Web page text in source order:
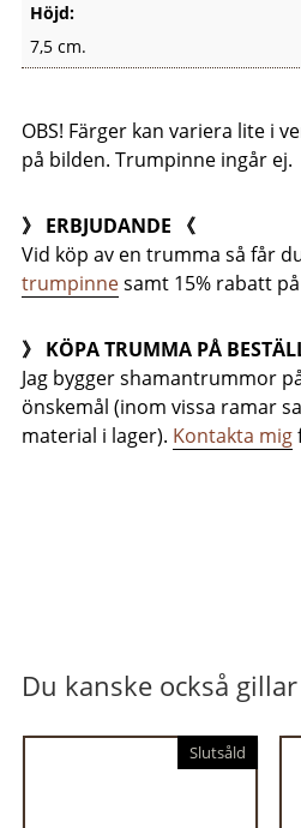
Höjd:
7,5 cm.
OBS! Färger kan variera lite i
på bilden. Trumpinne ingår ej.
》 ERBJUDANDE 《
Vid köp av en trumma så får
trumpinnesamt 15% rabatt
》 KÖPA TRUMMA PÅ
Jag bygger shamantrummor
önskemål (inom vissa ramar
material i lager). Kontakta mig
Du kanske också
Slutsåld